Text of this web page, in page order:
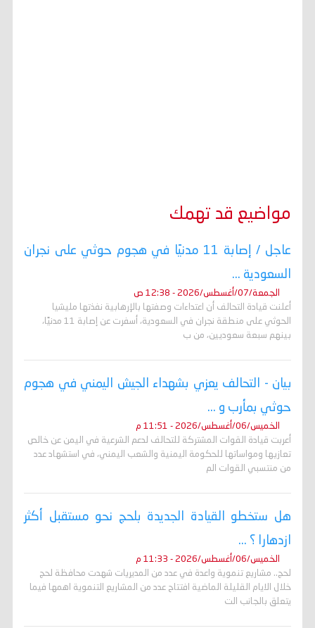
مواضيع قد تهمك
عاجل / إصابة 11 مدنيًا في هجوم حوثي على نجران
السعودية ...
الجمعة/07/أغسطس/2026 - 12:38 ص
أعلنت قيادة التحالف أن اعتداءات وصفتها بالإرهابية نفذتها مليشيا
الحوثي على منطقة نجران في السعودية، أسفرت عن إصابة 11 مدنيًا،
بينهم سبعة سعوديين، من ب
بيان - التحالف يعزي بشهداء الجيش اليمني في هجوم
حوثي بمأرب و ...
الخميس/06/أغسطس/2026 - 11:51 م
أعربت قيادة القوات المشتركة للتحالف لدعم الشرعية في اليمن عن خالص
تعازيها ومواساتها للحكومة اليمنية والشعب اليمني، في استشهاد عدد
من منتسبي القوات الم
هل ستخطو القيادة الجديدة بلحج نحو مستقبل أكثر
ازدهارا ؟ ...
الخميس/06/أغسطس/2026 - 11:33 م
لحج.. مشاريع تنموية واعدة في عدد من المديريات شهدت محافظة لحج
خلال الايام القليلة الماضية افتتاح عدد من المشاريع التنموية اهمها فيما
يتعلق بالجانب الت